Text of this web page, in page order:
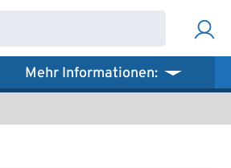
Mehr Informationen: